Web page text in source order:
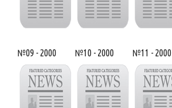
№09 - 2000 №10 - 2000 №11 - 2000